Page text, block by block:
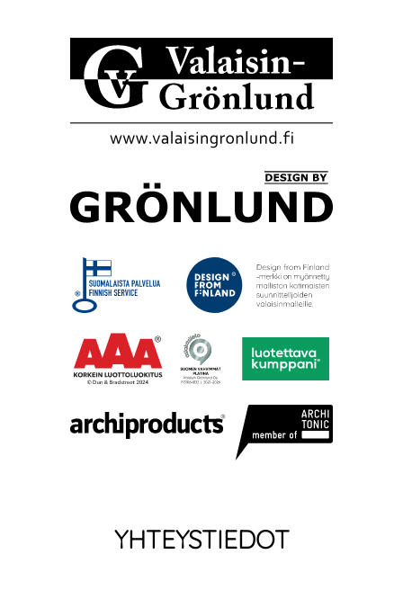
YHTEYSTIEDOT